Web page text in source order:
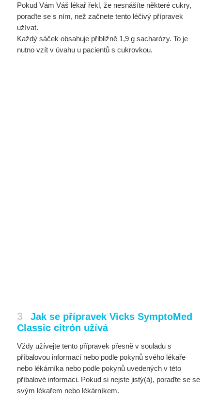
Pokud Vám Váš lékař řekl, že nesnášíte některé cukry,
poraďte se s ním, než začnete tento léčivý přípravek
užívat.
Každý sáček obsahuje přibližně 1,9 g sacharózy. To je
nutno vzít v úvahu u pacientů s cukrovkou.
3
Jak se přípravek Vicks SymptoMed
Classic citrón užívá
Vždy užívejte tento přípravek přesně v souladu s
příbalovou informací nebo podle pokynů svého lékaře
nebo lékárníka nebo podle pokynů uvedených v této
příbalové informaci. Pokud si nejste jistý(á), poraďte se se
svým lékařem nebo lékárníkem.